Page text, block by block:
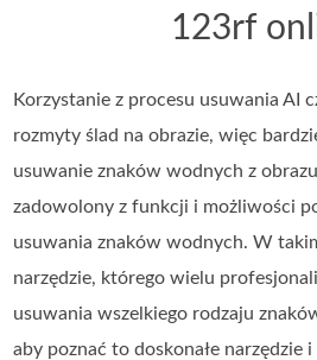
123rf
Korzystanie z procesu usuwania AI
rozmyty ślad na obrazie, więc
usuwanie znaków wodnych z
zadowolony z funkcji i możliwości
usuwania znaków wodnych. W
narzędzie, którego wielu
usuwania wszelkiego rodzaju
aby poznać to doskonałe narzędzie